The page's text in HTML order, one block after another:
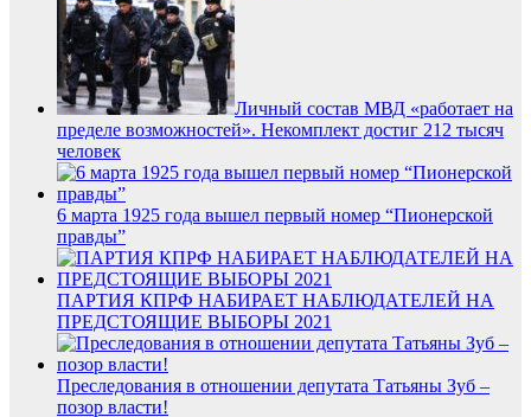
Личный состав МВД «работает на
пределе возможностей». Некомплект достиг 212 тысяч
человек
6 марта 1925 года вышел первый номер “Пионерской
правды”
ПАРТИЯ КПРФ НАБИРАЕТ НАБЛЮДАТЕЛЕЙ НА
ПРЕДСТОЯЩИЕ ВЫБОРЫ 2021
Преследования в отношении депутата Татьяны Зуб –
позор власти!